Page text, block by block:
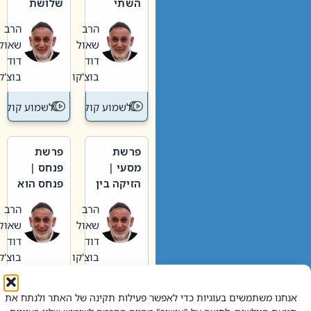
אנחנו משתמשים בעוגיות כדי לאפשר פעילות תקינה של האתר ולנתח את
וערב של
חיינו
הרב
שאול
דוד
בוצ'קו
לשמוע קול תורה – מדרש
האבות
הרב
שאול
דוד
בוצ'קו
לשמוע קול
פרשת
מסעי |
הזיקה בין
הגדול לעם הרב
שאול
דוד
בוצ'קו
לשמוע קול תורה – מדרש
פרשת
פנחס |
פנחס הוא
אליהו: בין
קנאות
הורסת
לקנאות
בונה
הרב
שאול
דוד
בוצ'קו
לשמוע קול